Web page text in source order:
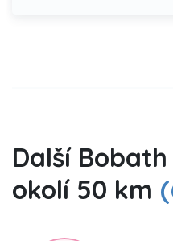
Další
okolí 50 km